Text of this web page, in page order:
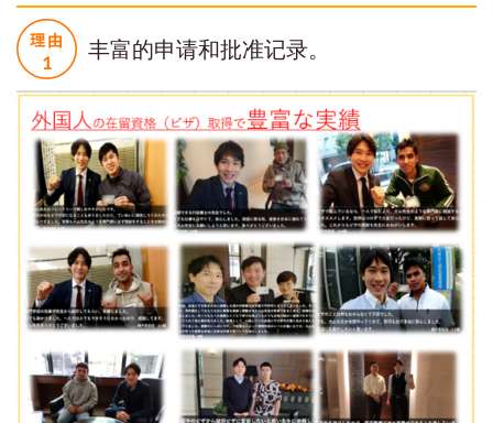
丰富的申请和批准记录。